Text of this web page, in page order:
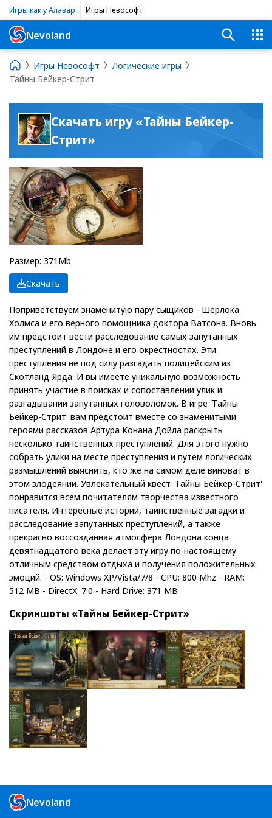
Игры как у Алавар Игры Невософт
Nevoland
Игры Невософт
Логические игры
Тайны Бейкер-Стрит
Скачать игру «Тайны Бейкер-
Стрит»
Размер: 371Mb
Скачать
Поприветствуем знаменитую пару сыщиков - Шерлока
Холмса и его верного помощника доктора Ватсона. Вновь
им предстоит вести расследование самых запутанных
преступлений в Лондоне и его окрестностях. Эти
преступления не под силу разгадать полицейским из
Скотланд-Ярда. И вы имеете уникальную возможность
принять участие в поисках и сопоставлении улик и
разгадывании запутанных головоломок. В игре 'Тайны
Бейкер-Стрит' вам предстоит вместе со знаменитыми
героями рассказов Артура Конана Дойла раскрыть
несколько таинственных преступлений. Для этого нужно
собрать улики на месте преступления и путем логических
размышлений выяснить, кто же на самом деле виноват в
этом злодеянии. Увлекательный квест 'Тайны Бейкер-Стрит'
понравится всем почитателям творчества известного
писателя. Интересные истории, таинственные загадки и
расследование запутанных преступлений, а также
прекрасно воссозданная атмосфера Лондона конца
девятнадцатого века делает эту игру по-настоящему
отличным средством отдыха и получения положительных
эмоций. - OS: Windows XP/Vista/7/8 - CPU: 800 Mhz - RAM:
512 MB - DirectX: 7.0 - Hard Drive: 371 MB
Скриншоты «Тайны Бейкер-Стрит»
Nevoland